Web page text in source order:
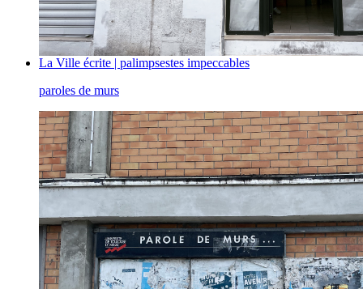
La Ville écrite | palimpsestes impeccables
paroles de murs